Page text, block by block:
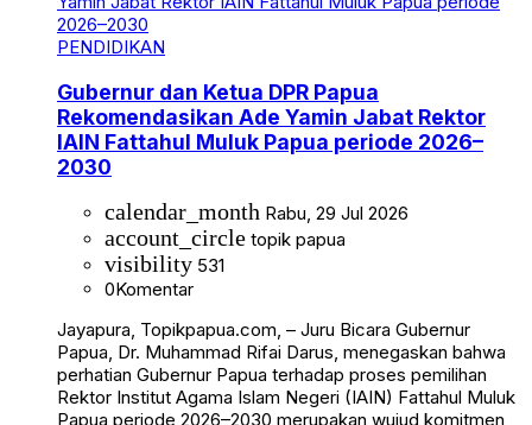
PENDIDIKAN
Gubernur dan Ketua DPR Papua
Rekomendasikan Ade Yamin Jabat Rektor
IAIN Fattahul Muluk Papua periode 2026–
2030
calendar_month Rabu, 29 Jul 2026
account_circle topik papua
visibility 531
0Komentar
Jayapura, Topikpapua.com, – Juru Bicara Gubernur
Papua, Dr. Muhammad Rifai Darus, menegaskan bahwa
perhatian Gubernur Papua terhadap proses pemilihan
Rektor Institut Agama Islam Negeri (IAIN) Fattahul Muluk
Papua periode 2026–2030 merupakan wujud komitmen